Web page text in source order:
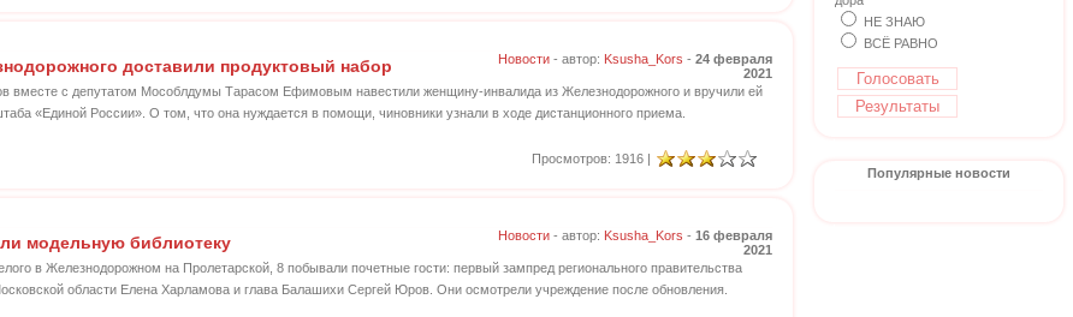
доставили продуктовый набор Новости - автор: Ksusha_Kors - 24 февраля
2021
вместе с депутатом Мособлдумы Тарасом Ефимовым навестили женщину-инвалида из Железнодорожного и вручили ей
«Единой России». О том, что она нуждается в помощи, чиновники узнали в ходе дистанционного приема.
Просмотров: 1916 |
модельную библиотеку Новости - автор: Ksusha_Kors - 16 февраля
2021
в Железнодорожном на Пролетарской, 8 побывали почетные гости: первый зампред регионального правительства
области Елена Харламова и глава Балашихи Сергей Юров. Они осмотрели учреждение после обновления.
НЕ ЗНАЮ
ВСЁ РАВНО
Популярные новости